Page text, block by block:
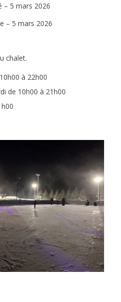
– 5 mars 2026
– 5 mars 2026
chalet.
à 22h00
de 10h00 à 21h00